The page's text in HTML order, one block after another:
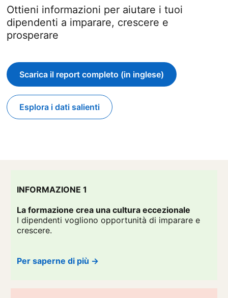
Ottieni informazioni per aiutare i tuoi
dipendenti a imparare, crescere e
prosperare
Scarica il report completo (in inglese)
Esplora i dati salienti
INFORMAZIONE 1
La formazione crea una cultura eccezionale
I dipendenti vogliono opportunità di imparare e
crescere.
Per saperne di più →